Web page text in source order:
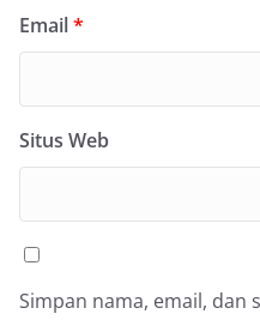
Email*
Situs Web
Simpan nama, email, dan